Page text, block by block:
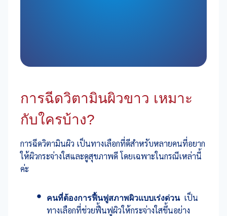
การฉีดวิตามินผิวขาว เหมาะ
กับใครบ้าง?
การฉีดวิตามินผิว เป็นทางเลือกที่ดีสำหรับหลายคนที่อยาก
ให้ผิวกระจ่างใสและดูสุขภาพดี โดยเฉพาะในกรณีเหล่านี้
ค่ะ
คนที่ต้องการฟื้นฟูสภาพผิวแบบเร่งด่วน เป็น
ทางเลือกที่ช่วยฟื้นฟูผิวให้กระจ่างใสขึ้นอย่าง